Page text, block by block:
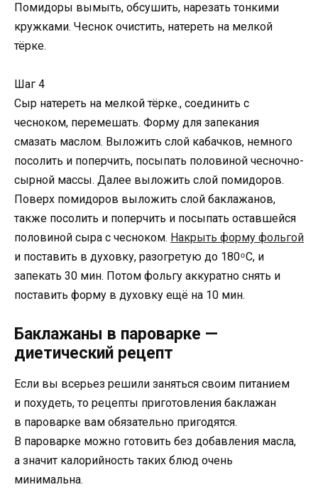
Помидоры вымыть, обсушить, нарезать тонкими
кружками. Чеснок очистить, натереть на мелкой
тёрке.
Шаг 4
Сыр натереть на мелкой тёрке., соединить с
чесноком, перемешать. Форму для запекания
смазать маслом. Выложить слой кабачков, немного
посолить и поперчить, посыпать половиной чесночно-
сырной массы. Далее выложить слой помидоров.
Поверх помидоров выложить слой баклажанов,
также посолить и поперчить и посыпать оставшейся
половиной сыра с чесноком. Накрыть форму фольгой
и поставить в духовку, разогретую до 180 ͦ С, и
запекать 30 мин. Потом фольгу аккуратно снять и
поставить форму в духовку ещё на 10 мин.
Баклажаны в пароварке —
диетический рецепт
Если вы всерьез решили заняться своим питанием
и похудеть, то рецепты приготовления баклажан
в пароварке вам обязательно пригодятся.
В пароварке можно готовить без добавления масла,
а значит калорийность таких блюд очень
минимальна.